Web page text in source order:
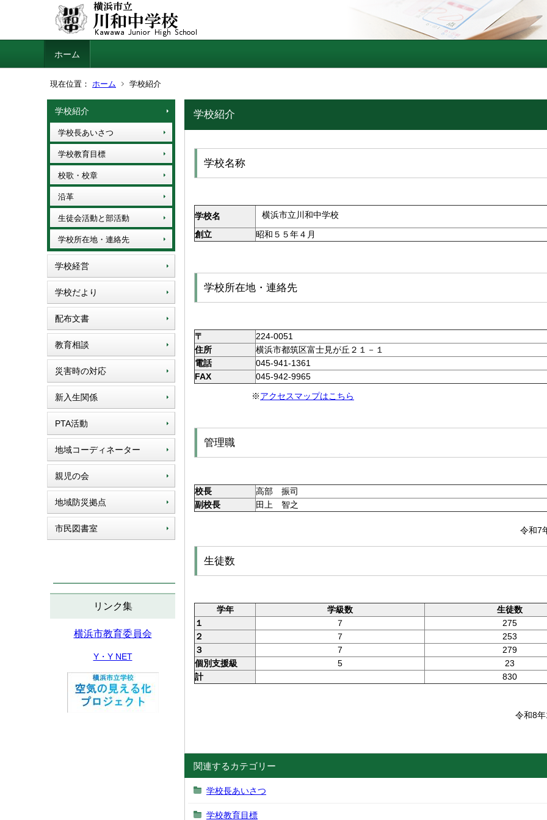
ホーム
現在位置： ホーム 学校紹介
学校紹介
学校長あいさつ
学校教育目標
校歌・校章
沿革
生徒会活動と部活動
学校所在地・連絡先
学校経営
学校だより
配布文書
教育相談
災害時の対応
新入生関係
PTA活動
地域コーディネーター
親児の会
地域防災拠点
市民図書室
リンク集
横浜市教育委員会
Y・Y NET
学校紹介
学校名称
学校名
横浜市立川和中学校
創立
昭和５５年４月
学校所在地・連絡先
〒
224-0051
住所
横浜市都筑区富士見が丘２１－１
電話
045-941-1361
FAX
045-942-9965
※アクセスマップはこちら
管理職
校長
高部 振司
副校長
田上 智之
令和7
生徒数
学年 学級数
生徒数
１
７
275
２
７
253
３
7
279
個別支援級
5
23
計
830
令和8
関連するカテゴリー
学校長あいさつ
学校教育目標